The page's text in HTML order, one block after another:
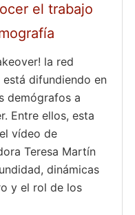
el trabajo
la red
difundiendo en
demógrafos a
Entre ellos, esta
vídeo de
Teresa Martín
dinámicas
y el rol de los